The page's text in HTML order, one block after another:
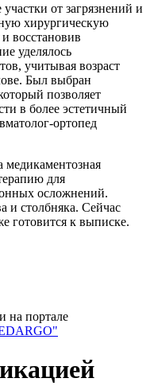
от загрязнений и
хирургическую
восстановив
уделялось
учитывая возраст
Был выбран
позволяет
в более эстетичный
ортопед
медикаментозная
для
осложнений.
и столбняка. Сейчас
готовится к выписке.
на портале